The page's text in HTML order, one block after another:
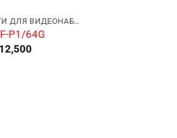
КАРТЫ ПАМЯТИ ДЛЯ ВИДЕОНАБЛЮДЕНИЯ
P1/64G